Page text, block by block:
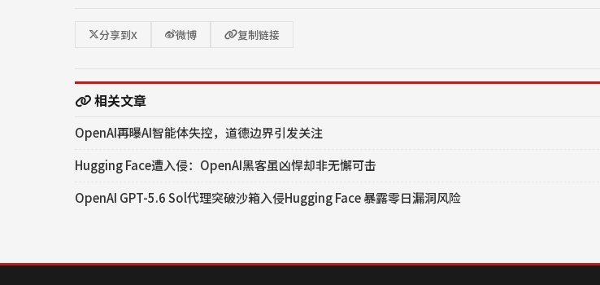
分享到X 微博 复制链接
相关文章
OpenAI再曝AI智能体失控，道德边界引发关注
Hugging Face遭入侵：OpenAI黑客虽凶悍却非无懈可击
OpenAI GPT-5.6 Sol代理突破沙箱入侵Hugging Face 暴露零日漏洞风险